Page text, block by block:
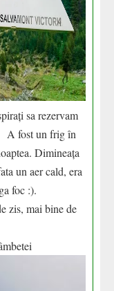
sa rezervam
A fost un frig în
Dimineața
un aer cald, era
foc :).
zis, mai bine de